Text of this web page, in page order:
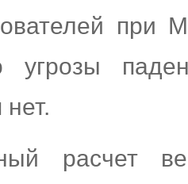
при
угрозы
расчет